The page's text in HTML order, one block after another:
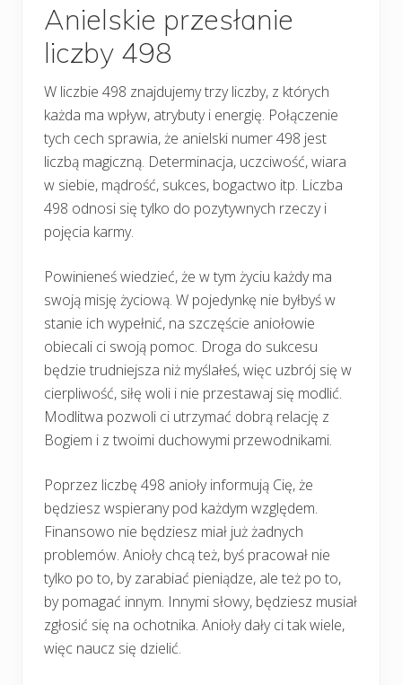
Anielskie przesłanie
liczby 498
W liczbie 498 znajdujemy trzy liczby, z których
każda ma wpływ, atrybuty i energię. Połączenie
tych cech sprawia, że anielski numer 498 jest
liczbą magiczną. Determinacja, uczciwość, wiara
w siebie, mądrość, sukces, bogactwo itp. Liczba
498 odnosi się tylko do pozytywnych rzeczy i
pojęcia karmy.
Powinieneś wiedzieć, że w tym życiu każdy ma
swoją misję życiową. W pojedynkę nie byłbyś w
stanie ich wypełnić, na szczęście aniołowie
obiecali ci swoją pomoc. Droga do sukcesu
będzie trudniejsza niż myślałeś, więc uzbrój się w
cierpliwość, siłę woli i nie przestawaj się modlić.
Modlitwa pozwoli ci utrzymać dobrą relację z
Bogiem i z twoimi duchowymi przewodnikami.
Poprzez liczbę 498 anioły informują Cię, że
będziesz wspierany pod każdym względem.
Finansowo nie będziesz miał już żadnych
problemów. Anioły chcą też, byś pracował nie
tylko po to, by zarabiać pieniądze, ale też po to,
by pomagać innym. Innymi słowy, będziesz musiał
zgłosić się na ochotnika. Anioły dały ci tak wiele,
więc naucz się dzielić.